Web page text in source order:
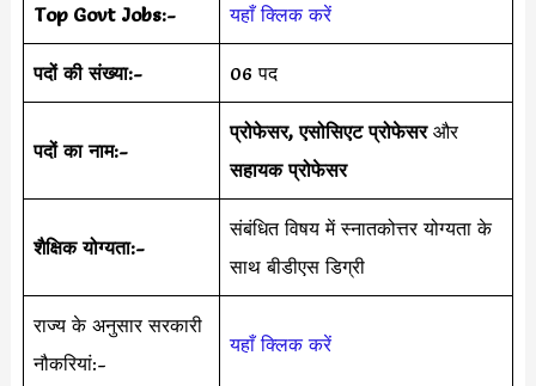
Top Govt Jobs:- यहाँ क्लिक करें
पदों की संख्या:- 06 पद
पदों का नाम:-
प्रोफेसर, एसोसिएट प्रोफेसर और
सहायक प्रोफेसर
शैक्षिक योग्यता:-
संबंधित विषय में स्नातकोत्तर योग्यता के
साथ बीडीएस डिग्री
राज्य के अनुसार सरकारी
नौकरियां:-
यहाँ क्लिक करें